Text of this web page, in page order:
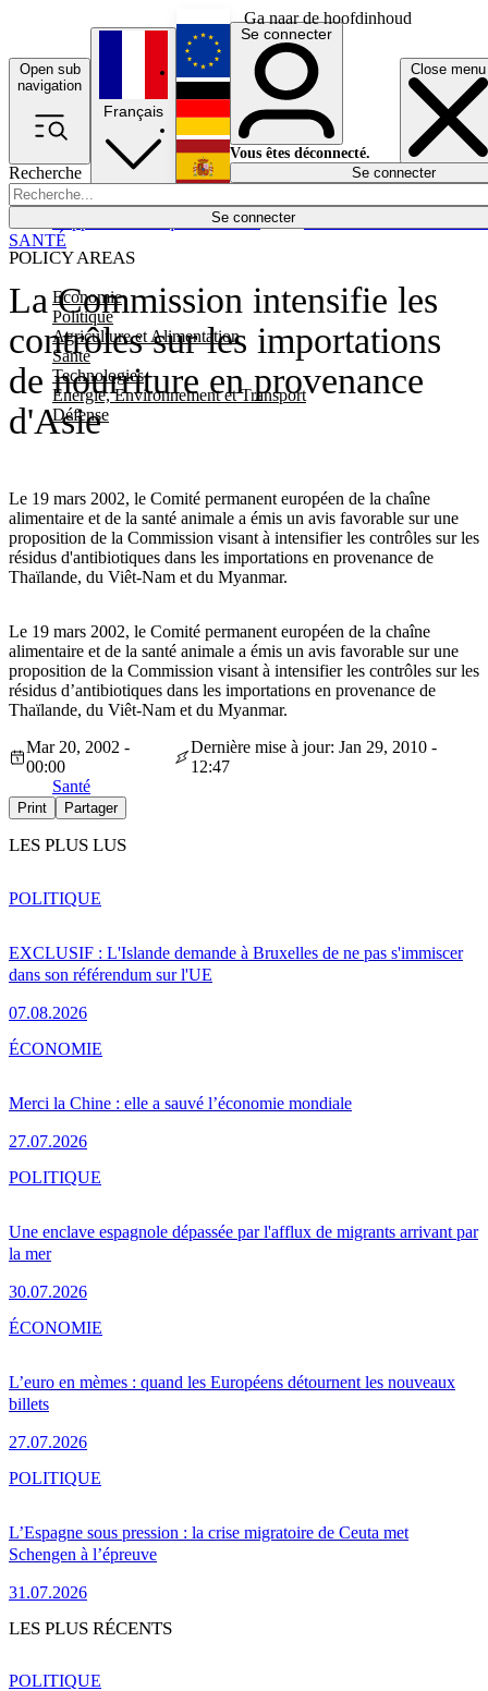
Ga naar de hoofdinhoud
Open sub
navigation
Close menu
Recherche
Se connecter
POLICY AREAS
Economie
Politique
Agriculture et Alimentation
Santé
Technologies
Energie, Environnement et Transport
Défense
Économie
Français
English
Deutsch
Español
Se connecter
Vous êtes déconnecté.
Se connecter
La Commission intensifie les
contrôles sur les importations
de nourriture en provenance
d'Asie
Le 19 mars 2002, le Comité permanent européen de la chaîne
alimentaire et de la santé animale a émis un avis favorable sur une
proposition de la Commission visant à intensifier les contrôles sur les
résidus d'antibiotiques dans les importations en provenance de
Thaïlande, du Viêt-Nam et du Myanmar.
SANTÉ
Le 19 mars 2002, le Comité permanent européen de la chaîne
alimentaire et de la santé animale a émis un avis favorable sur une
proposition de la Commission visant à intensifier les contrôles sur les
résidus d’antibiotiques dans les importations en provenance de
Thaïlande, du Viêt-Nam et du Myanmar.
Mar 20, 2002 -
00:00
Dernière mise à jour: Jan 29, 2010 -
12:47
Santé
Print Partager
LES PLUS LUS
EXCLUSIF : L'Islande demande à Bruxelles de ne pas s'immiscer
dans son référendum sur l'UE
07.08.2026
POLITIQUE
Merci la Chine : elle a sauvé l’économie mondiale
27.07.2026
ÉCONOMIE
Une enclave espagnole dépassée par l'afflux de migrants arrivant par
la mer
30.07.2026
POLITIQUE
L’euro en mèmes : quand les Européens détournent les nouveaux
billets
27.07.2026
ÉCONOMIE
L’Espagne sous pression : la crise migratoire de Ceuta met
Schengen à l’épreuve
31.07.2026
POLITIQUE
LES PLUS RÉCENTS
POLITIQUE